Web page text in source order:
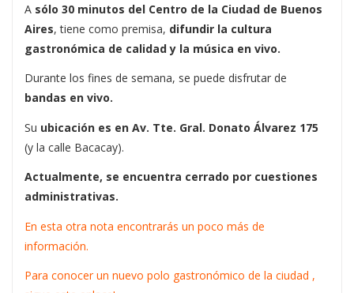
A sólo 30 minutos del Centro de la Ciudad de Buenos
Aires, tiene como premisa, difundir la cultura
gastronómica de calidad y la música en vivo.
Durante los fines de semana, se puede disfrutar de
bandas en vivo.
Su ubicación es en Av. Tte. Gral. Donato Álvarez 175
(y la calle Bacacay).
Actualmente, se encuentra cerrado por cuestiones
administrativas.
En esta otra nota encontrarás un poco más de
información.
Para conocer un nuevo polo gastronómico de la ciudad ,